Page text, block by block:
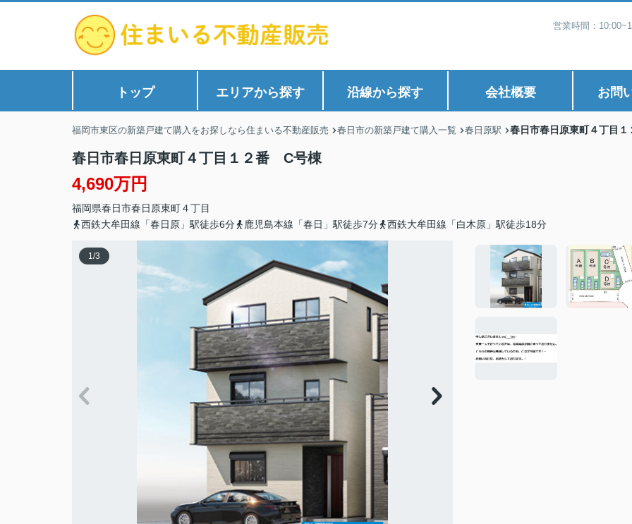
営業時間：
トップ エリアから探す 沿線から探す 会社概要 お問
福岡市東区の新築戸建て購入をお探しなら住まいる不動産販売 春日市の新築戸建て購入一覧 春日原駅 春日市春日原東町４丁目
春日市春日原東町４丁目１２番 C号棟
4,690万円
福岡県春日市春日原東町４丁目
西鉄大牟田線「春日原」駅徒歩6分
鹿児島本線「春日」駅徒歩7分 西鉄大牟田線「白木原」駅徒歩18分
1/3